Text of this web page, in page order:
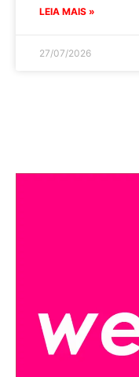
LEIA MAIS »
27/07/2026